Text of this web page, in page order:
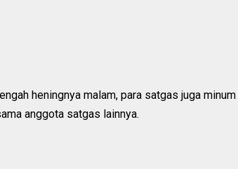
heningnya malam, para satgas juga
anggota satgas lainnya.